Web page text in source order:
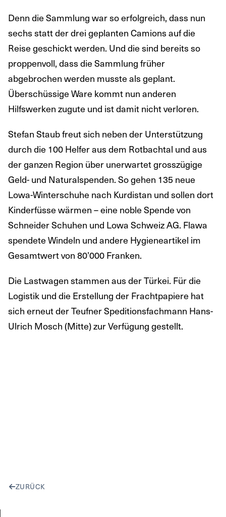
Denn die Sammlung war so erfolgreich, dass nun
sechs statt der drei geplanten Camions auf die
Reise geschickt werden. Und die sind bereits so
proppenvoll, dass die Sammlung früher
abgebrochen werden musste als geplant.
Überschüssige Ware kommt nun anderen
Hilfswerken zugute und ist damit nicht verloren.
Stefan Staub freut sich neben der Unterstützung
durch die 100 Helfer aus dem Rotbachtal und aus
der ganzen Region über unerwartet grosszügige
Geld- und Naturalspenden. So gehen 135 neue
Lowa-Winterschuhe nach Kurdistan und sollen dort
Kinderfüsse wärmen – eine noble Spende von
Schneider Schuhen und Lowa Schweiz AG. Flawa
spendete Windeln und andere Hygieneartikel im
Gesamtwert von 80’000 Franken.
Die Lastwagen stammen aus der Türkei. Für die
Logistik und die Erstellung der Frachtpapiere hat
sich erneut der Teufner Speditionsfachmann Hans-
Ulrich Mosch (Mitte) zur Verfügung gestellt.
ZURÜCK